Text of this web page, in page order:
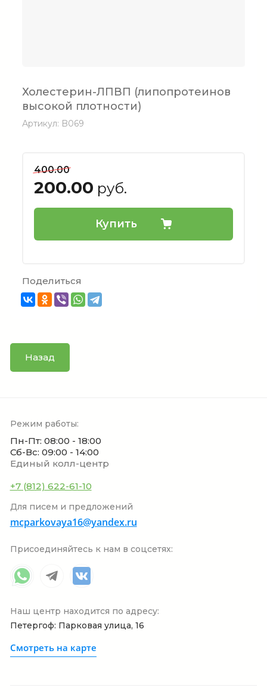
Холестерин-ЛПВП (липопротеинов
высокой плотности)
Артикул: B069
400.00
200.00 руб.
Купить
Поделиться
Назад
Режим работы:
Пн-Пт: 08:00 - 18:00
Сб-Вс: 09:00 - 14:00
Единый колл-центр
+7 (812) 622-61-10
Для писем и предложений
mcparkovaya16@yandex.ru
Присоединяйтесь к нам в соцсетях:
Наш центр находится по адресу:
Петергоф: Парковая улица, 16
Смотреть на карте